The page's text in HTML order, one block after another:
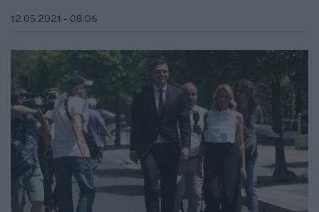
12.05.2021 - 08:06